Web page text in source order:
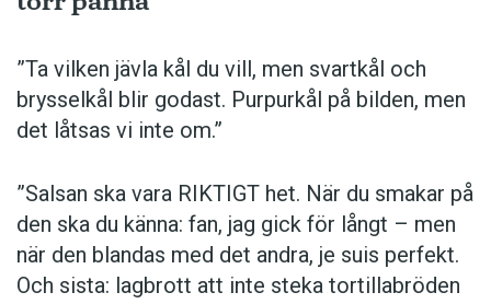
”Ta vilken jävla kål du vill, men svartkål och
brysselkål blir ­godast. ­Purpurkål på bilden, men
det låtsas vi inte om.”
”Salsan ska vara ­RIKTIGT het. När du smakar på
den ska du känna: fan, jag gick för långt – men
när den blandas med det andra, je suis perfekt.
Och sista: lagbrott att inte steka tortillabröden